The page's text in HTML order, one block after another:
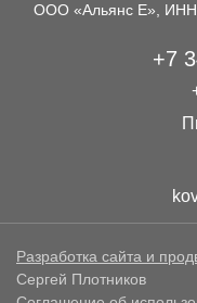
ООО «Альянс Е», ИНН
+7
Разработка сайта и
Сергей Плотников